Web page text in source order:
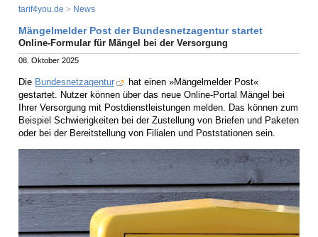
tarif4you.de > News
Mängelmelder Post der Bundesnetzagentur startet
Online-Formular für Mängel bei der Versorgung
08. Oktober 2025
Die Bundesnetzagentur
hat einen »Mängelmelder Post«
gestartet. Nutzer können über das neue Online-Portal Mängel bei
Ihrer Versorgung mit Postdienstleistungen melden. Das können zum
Beispiel Schwierigkeiten bei der Zustellung von Briefen und Paketen
oder bei der Bereitstellung von Filialen und Poststationen sein.